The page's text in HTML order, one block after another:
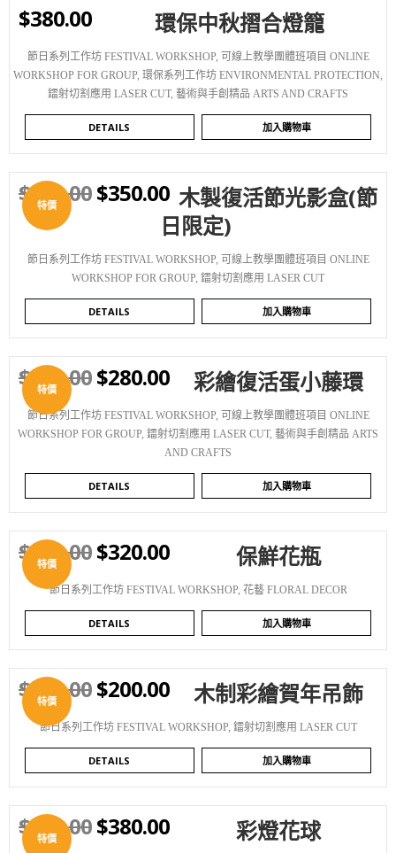
$380.00 環保中秋摺合燈籠
節日系列工作坊 FESTIVAL WORKSHOP, 可線上教學團體班項目 ONLINE
WORKSHOP FOR GROUP, 環保系列工作坊 ENVIRONMENTAL PROTECTION,
鐳射切割應用 LASER CUT, 藝術與手創精品 ARTS AND CRAFTS
DETAILS 加入購物車
特價
WISHLIST
$380.00$350.00 木製復活節光影盒(節
日限定)
節日系列工作坊 FESTIVAL WORKSHOP, 可線上教學團體班項目 ONLINE
WORKSHOP FOR GROUP, 鐳射切割應用 LASER CUT
DETAILS 加入購物車
特價
WISHLIST
$320.00$280.00 彩繪復活蛋小藤環
節日系列工作坊 FESTIVAL WORKSHOP, 可線上教學團體班項目 ONLINE
WORKSHOP FOR GROUP, 鐳射切割應用 LASER CUT, 藝術與手創精品 ARTS
AND CRAFTS
DETAILS 加入購物車
特價
WISHLIST
$380.00$320.00 保鮮花瓶
節日系列工作坊 FESTIVAL WORKSHOP, 花藝 FLORAL DECOR
DETAILS 加入購物車
特價
WISHLIST
$220.00$200.00 木制彩繪賀年吊飾
節日系列工作坊 FESTIVAL WORKSHOP, 鐳射切割應用 LASER CUT
DETAILS 加入購物車
特價
WISHLIST
$480.00$380.00 彩燈花球